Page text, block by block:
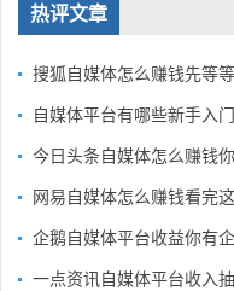
热评文章
搜狐自媒体怎么赚钱先等
自媒体平台有哪些新手入
今日头条自媒体怎么赚钱
网易自媒体怎么赚钱看完
企鹅自媒体平台收益你有
一点资讯自媒体平台收入